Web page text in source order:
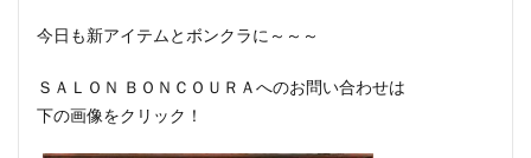
今日も新アイテムとボンクラに～～～
ＳＡＬＯＮ ＢＯＮＣＯＵＲＡへのお問い合わせは
下の画像をクリック！